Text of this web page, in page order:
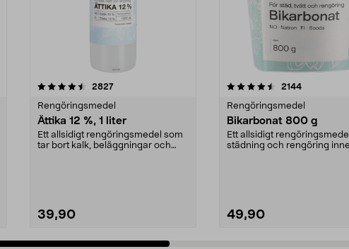
2827recensioner
Rengöringsmedel
Ättika 12 %, 1 liter
Ett allsidigt rengöringsmedel som
tar bort kalk, beläggningar och
39,90
4.5 av 5 stjärnor 2144recensioner
Rengöringsmedel
Bikarbonat 800 g
Ett allsidigt
städning och rengöring
49,90
4.5 av 5 stjärnor